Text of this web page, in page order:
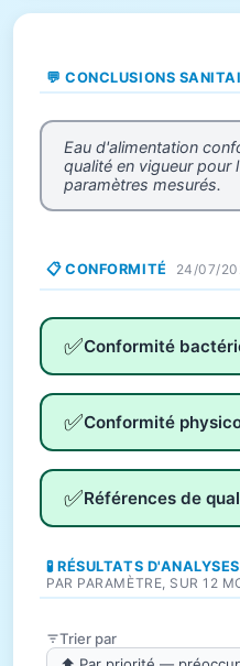
💬 CONCLUSIONS
Eau d'alimentation
qualité en vigueur pour
paramètres mesurés.
📋 CONFORMITÉ 24/07/
✅Conformité
✅Conformité
✅Références de
🧪 RÉSULTATS D'ANALYSES
PAR PARAMÈTRE, SUR 12
Trier par